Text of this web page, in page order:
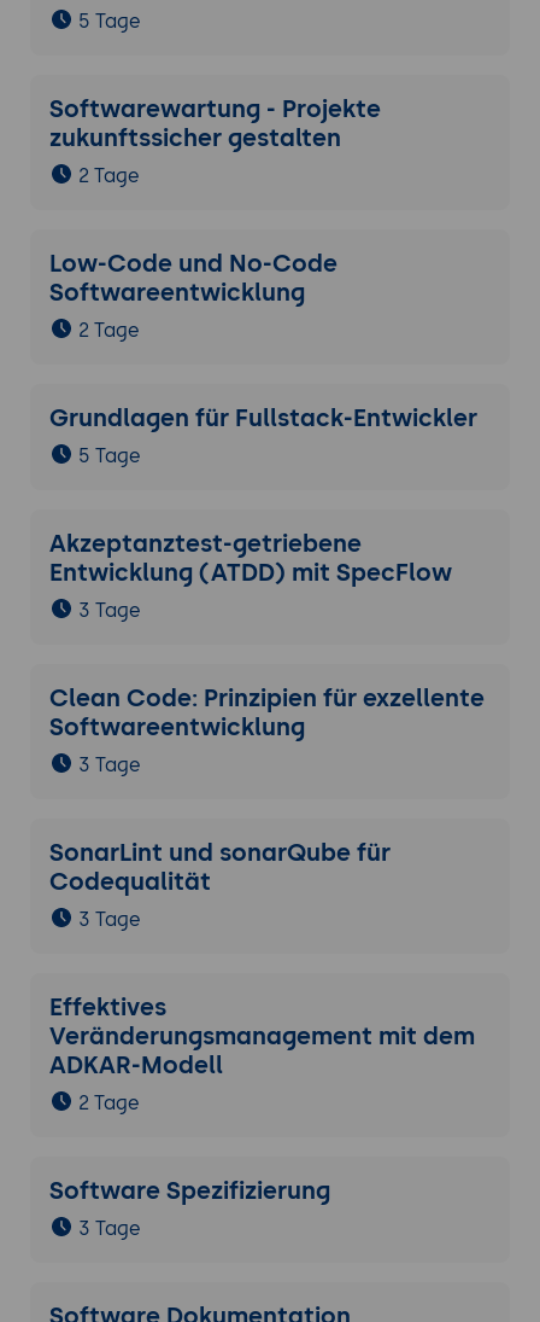
5 Tage
Softwarewartung - Projekte
zukunftssicher gestalten
2 Tage
Low-Code und No-Code
Softwareentwicklung
2 Tage
Grundlagen für Fullstack-Entwickler
5 Tage
Akzeptanztest-getriebene
Entwicklung (ATDD) mit SpecFlow
3 Tage
Clean Code: Prinzipien für exzellente
Softwareentwicklung
3 Tage
SonarLint und sonarQube für
Codequalität
3 Tage
Effektives
Veränderungsmanagement mit dem
ADKAR-Modell
2 Tage
Software Spezifizierung
3 Tage